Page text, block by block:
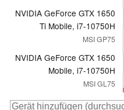
NVIDIA GeForce GTX 1650
Ti Mobile, i7-10750H
MSI GP75
NVIDIA GeForce GTX 1650
Mobile, i7-10750H
MSI GL75